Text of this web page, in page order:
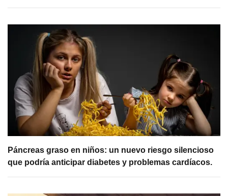
Páncreas graso en niños: un nuevo riesgo silencioso
que podría anticipar diabetes y problemas cardíacos.